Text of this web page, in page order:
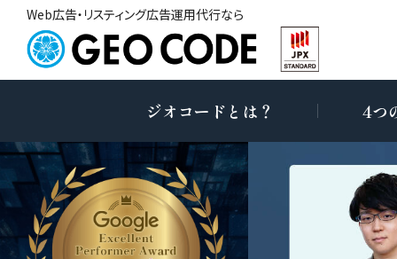
Web広告・リスティング広告運用代行なら
ジオコードとは？ 4つ